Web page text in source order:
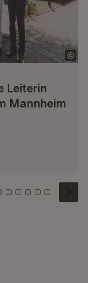
Leiterin
Mannheim
5 6 7
Kachel: 8
Kachel: 9
Zu Kachel: 10
Zu Kachel: 11
Zu Kachel: 12
Zu Kachel:
Zu